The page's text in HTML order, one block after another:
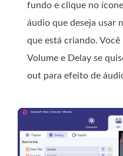
fundo e clique no
áudio que deseja usar
que está criando.
Volume e Delay se
out para efeito de